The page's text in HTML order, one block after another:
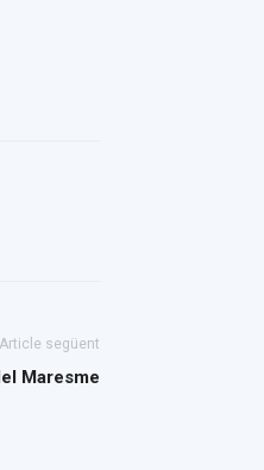
Article següent
Maresme